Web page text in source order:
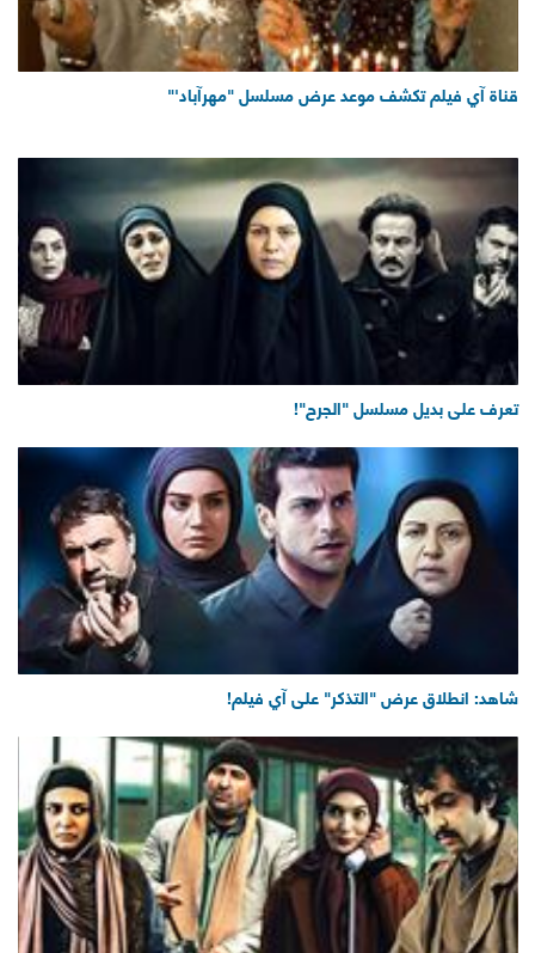
قناة آي فيلم تكشف موعد عرض مسلسل "مهرآباد'"
شاهد: انطلاق عرض "التذكر" على آي فيلم!
تعرف على بديل مسلسل "الجرح"!